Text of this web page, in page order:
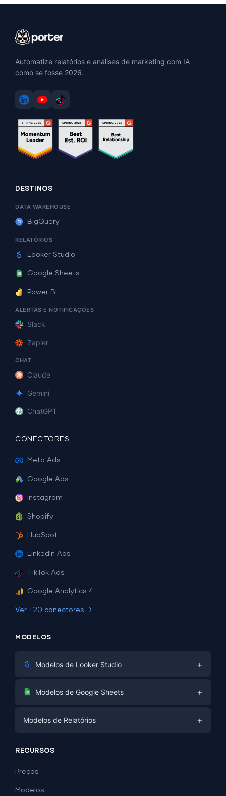
Automatize relatórios e análises de marketing com IA
como se fosse 2026.
DESTINOS
DATA WAREHOUSE
BigQuery
RELATÓRIOS
Looker Studio
Google Sheets
Power BI
ALERTAS E NOTIFICAÇÕES
Slack
Zapier
CHAT
Claude
Gemini
ChatGPT
CONECTORES
Meta Ads
Google Ads
Instagram
Shopify
HubSpot
LinkedIn Ads
TikTok Ads
Google Analytics 4
Ver +20 conectores →
MODELOS
Modelos de Looker Studio +
Marketing Digital
PPC
SEO
Geração de Leads
Facebook Ads
Modelos de Google Sheets +
Mídias Sociais
Modelos de Relatórios +
Exemplos de Dashboard
RECURSOS
Preços
Modelos